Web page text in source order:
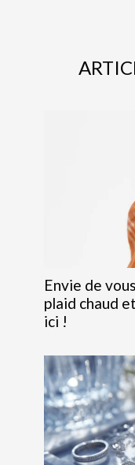
Envie de
plaid chaud
ici !